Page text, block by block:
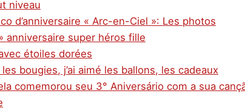
niveau
d’anniversaire « Arc-en-Ciel »: Les photos
anniversaire super héros fille
étoiles dorées
bougies, j’ai aimé les ballons, les cadeaux
comemorou seu 3° Aniversário com a sua